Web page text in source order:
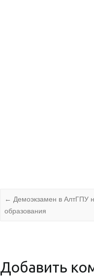
← Демоэкзамен в АлтГПУ
образования
Добавить